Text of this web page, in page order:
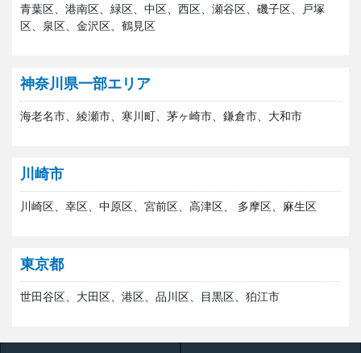
青葉区、港南区、緑区、中区、西区、瀬谷区、磯子区、戸塚
区、泉区、金沢区、鶴見区
神奈川県一部エリア
海老名市、綾瀬市、寒川町、茅ヶ崎市、鎌倉市、大和市
川崎市
川崎区、幸区、中原区、宮前区、高津区、 多摩区、麻生区
東京都
世田谷区、大田区、港区、品川区、目黒区、狛江市